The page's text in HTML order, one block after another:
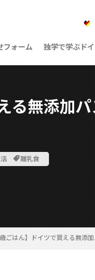
フォーム 独学で学ぶド
る無添加
離乳食
歳ごはん】ドイツで買える無添